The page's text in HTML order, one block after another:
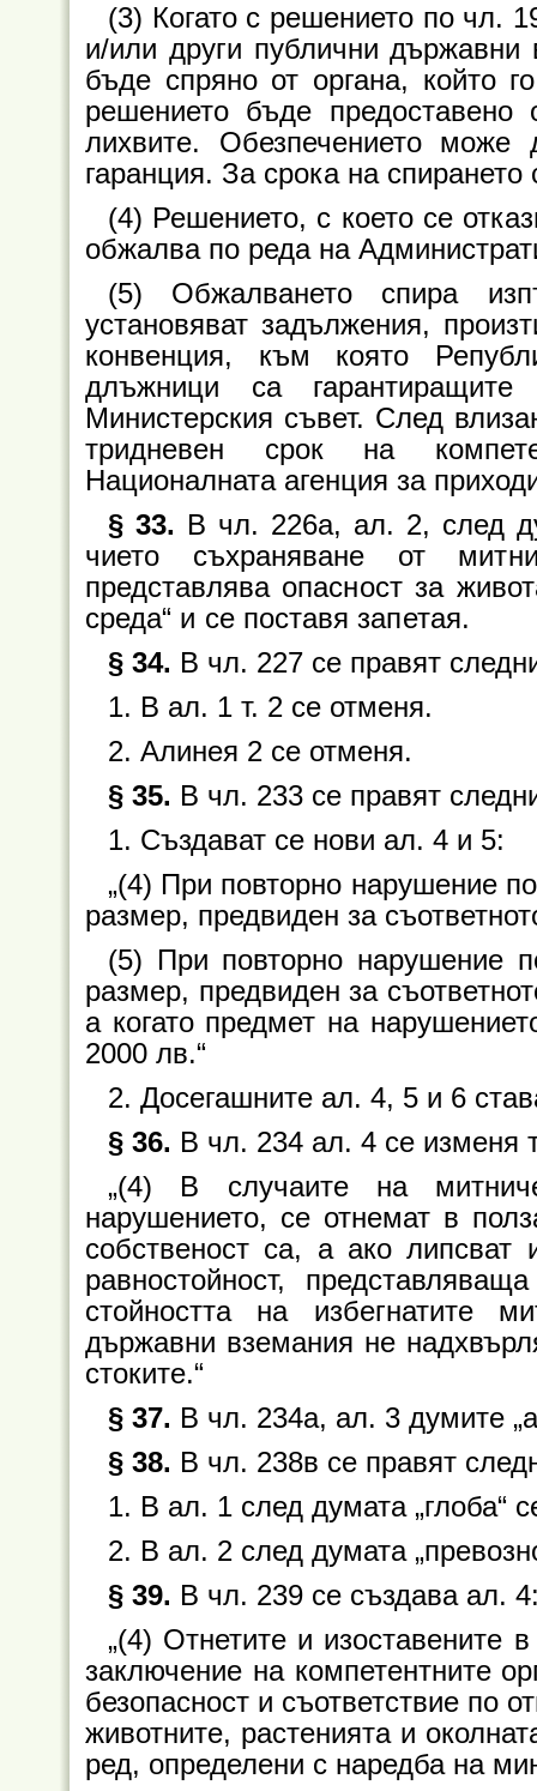
(3) Когато с решението по чл.
и/или други публични
бъде спряно от органа, който
решението бъде предоставено
лихвите. Обезпечението
гаранция. За срока на
(4) Решението, с което се
обжалва по реда на
(5) Обжалването спира
установяват задължения,
конвенция, към която
длъжници са
Министерския съвет. След
тридневен срок на
Националната агенция за
§ 33. В чл. 226а, ал. 2, след
чието съхраняване от
представлява опасност за
среда“ и се поставя запетая.
§ 34. В чл. 227 се правят
1. В ал. 1 т. 2 се отменя.
2. Алинея 2 се отменя.
§ 35. В чл. 233 се правят
1. Създават се нови ал. 4 и 5:
„(4) При повторно нарушение
размер, предвиден за
(5) При повторно нарушение
размер, предвиден за
а когато предмет на
2000 лв.“
2. Досегашните ал. 4, 5 и 6
§ 36. В чл. 234 ал. 4 се изменя
„(4) В случаите на
нарушението, се отнемат в
собственост са, а ако
равностойност,
стойността на избегнатите
държавни вземания не
стоките.“
§ 37. В чл. 234а, ал. 3 думите
§ 38. В чл. 238в се правят
1. В ал. 1 след думата „глоба“
2. В ал. 2 след думата
§ 39. В чл. 239 се създава ал.
„(4) Отнетите и изоставените
заключение на компетентните
безопасност и съответствие по
животните, растенията и
ред, определени с наредба на